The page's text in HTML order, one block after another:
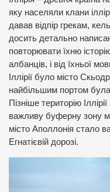
яку населяли клани
давав відпір грекам,
досить детально
повторювати їхню
албанців, і від їхньої
Іллірії було місто
найбільшим портом була
Пізніше територію
важливу буферну зону
місто Аполлонія стало
Егнатієвій дорозі.